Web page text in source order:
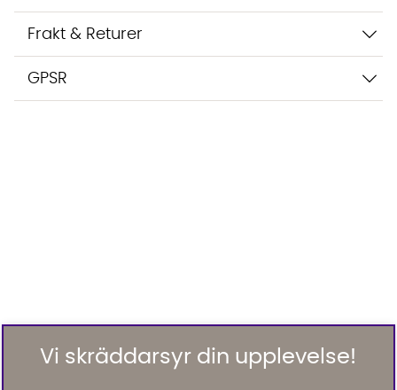
Frakt & Returer
GPSR
Vi skräddarsyr din upplevelse!